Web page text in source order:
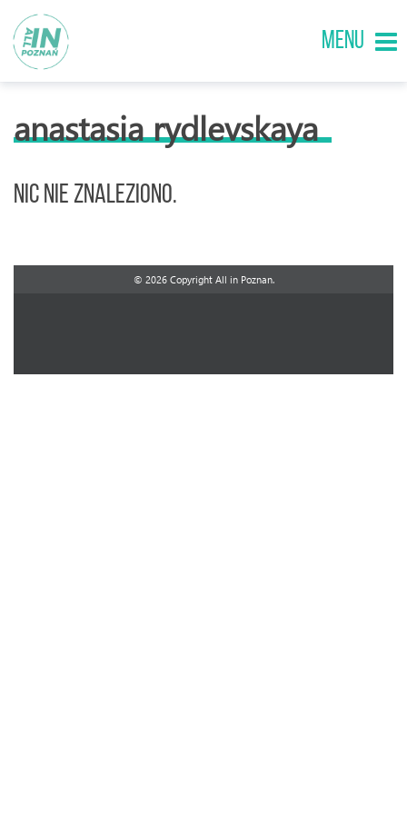
MENU
anastasia rydlevskaya
Nic nie znaleziono.
© 2026 Copyright All in Poznan.